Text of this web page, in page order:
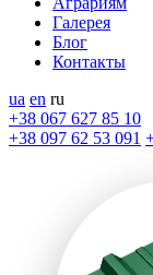
Галерея
Блог
Контакты
ua en ru
+38 067 627 85 10
+38 097 62 53 091